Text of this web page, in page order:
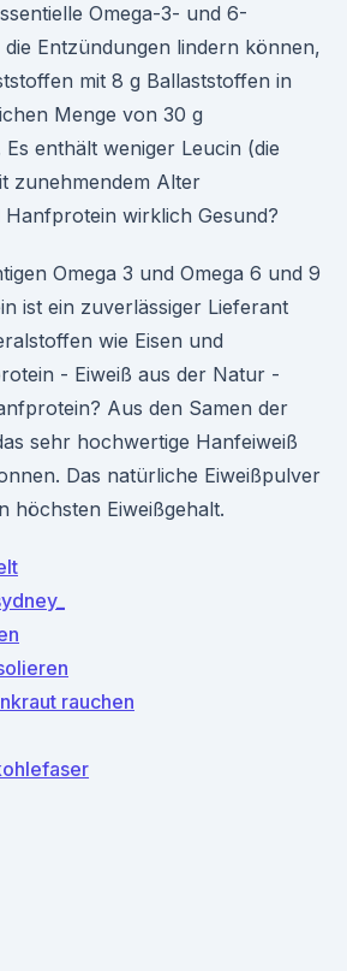
Omega-3- und 6-
Entzündungen lindern können,
mit 8 g Ballaststoffen in
Menge von 30 g
enthält weniger Leucin (die
zunehmendem Alter
wirklich Gesund?
Omega 3 und Omega 6 und 9
ist ein zuverlässiger Lieferant
wie Eisen und
- Eiweiß aus der Natur -
Aus den Samen der
sehr hochwertige Hanfeiweiß
Das natürliche Eiweißpulver
höchsten Eiweißgehalt.
rauchen